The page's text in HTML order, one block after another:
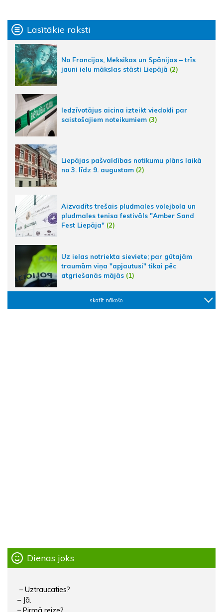
Lasītākie raksti
No Francijas, Meksikas un Spānijas – trīs
jauni ielu mākslas stāsti Liepājā (2)
Iedzīvotājus aicina izteikt viedokli par
saistošajiem noteikumiem (3)
Liepājas pašvaldības notikumu plāns laikā
no 3. līdz 9. augustam (2)
Aizvadīts trešais pludmales volejbola un
pludmales tenisa festivāls "Amber Sand
Fest Liepāja" (2)
Uz ielas notriekta sieviete; par gūtajām
traumām viņa "apjautusi" tikai pēc
atgriešanās mājās (1)
skatīt nākošo
Dienas joks
– Uztraucaties?
– Jā.